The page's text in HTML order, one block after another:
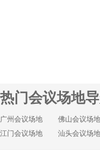
热门会议场地
广州会议场地 佛山会议场地
江门会议场地
汕头会议场地